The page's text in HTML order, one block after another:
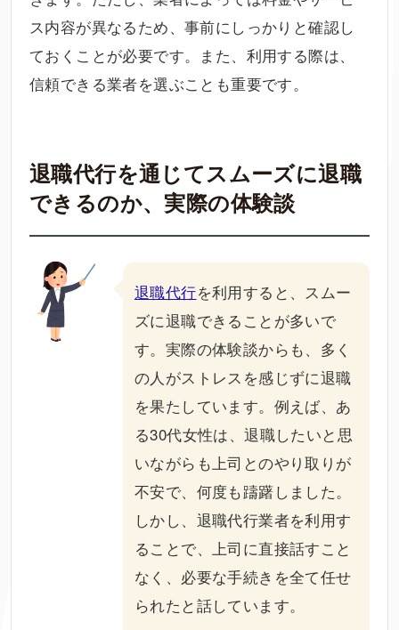
ス内容が異なるため、事前にしっかりと確認し
ておくことが必要です。また、利用する際は、
信頼できる業者を選ぶことも重要です。
退職代行を通じてスムーズに退職
できるのか、実際の体験談
退職代行を利用すると、スムー
ズに退職できることが多いで
す。実際の体験談からも、多く
の人がストレスを感じずに退職
を果たしています。例えば、あ
る30代女性は、退職したいと思
いながらも上司とのやり取りが
不安で、何度も躊躇しました。
しかし、退職代行業者を利用す
ることで、上司に直接話すこと
なく、必要な手続きを全て任せ
られたと話しています。